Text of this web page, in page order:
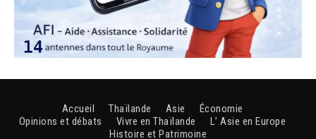
Accueil Thaïlande Asie
Économie
Opinions et débats
Vivre en Thaïlande
L’ Asie en Europe
Histoire et Patrimoine